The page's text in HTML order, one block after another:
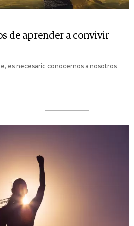
de aprender a convivir
es necesario conocernos a nosotros